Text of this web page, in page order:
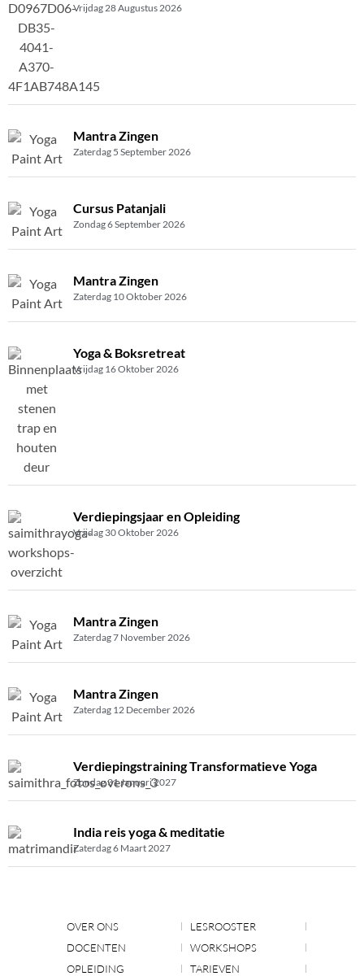
Vrijdag 28 Augustus 2026
Mantra Zingen
Zaterdag 5 September 2026
Cursus Patanjali
Zondag 6 September 2026
Mantra Zingen
Zaterdag 10 Oktober 2026
Yoga & Boksretreat
Vrijdag 16 Oktober 2026
Verdiepingsjaar en Opleiding
Vrijdag 30 Oktober 2026
Mantra Zingen
Zaterdag 7 November 2026
Mantra Zingen
Zaterdag 12 December 2026
Verdiepingstraining Transformatieve Yoga
Zondag 31 Januari 2027
India reis yoga & meditatie
Zaterdag 6 Maart 2027
OVER ONS
LESROOSTER
DOCENTEN
WORKSHOPS
OPLEIDING
TARIEVEN